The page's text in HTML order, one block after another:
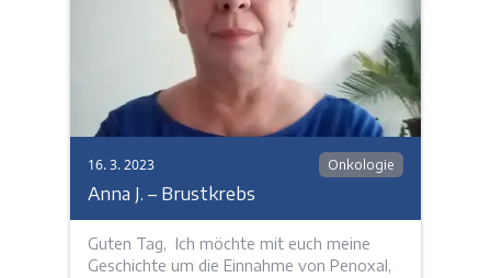
16. 3. 2023 Onkologie
Anna J. – Brustkrebs
Guten Tag, Ich möchte mit euch meine
Geschichte um die Einnahme von Penoxal,